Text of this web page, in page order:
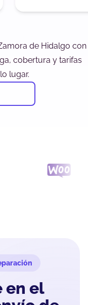
de Hidalgo con
cobertura y tarifas
lugar.
en el